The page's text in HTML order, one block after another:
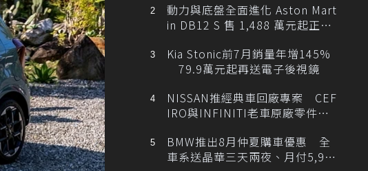
動力與底盤全面進化 Aston Mart
in DB12 S 售 1,488 萬元起正式
Kia Stonic前7月銷量年增145%
79.9萬元起再送電子後視鏡
NISSAN推經典車回廠專案 CEF
IRO與INFINITI老車原廠零件最
BMW推出8月仲夏購車優惠 全
車系送晶華三天兩夜、月付5,900